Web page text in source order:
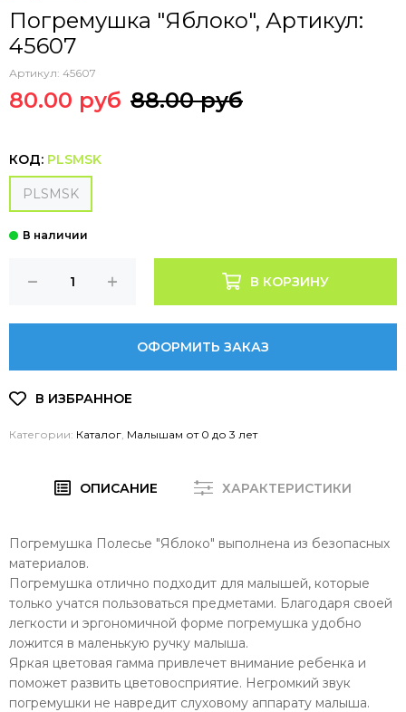
Погремушка "Яблоко", Артикул:
45607
Артикул: 45607
80.00 руб 88.00 руб
КОД: PLSMSK
PLSMSK
В КОРЗИНУ
ОФОРМИТЬ ЗАКАЗ
Категории: Каталог Малышам от 0 до 3 лет
ОПИСАНИЕ ХАРАКТЕРИСТИКИ
Погремушка Полесье "Яблоко" выполнена из безопасных
материалов.
Погремушка отлично подходит для малышей, которые
только учатся пользоваться предметами. Благодаря своей
легкости и эргономичной форме погремушка удобно
ложится в маленькую ручку малыша.
Яркая цветовая гамма привлечет внимание ребенка и
поможет развить цветовосприятие. Негромкий звук
погремушки не навредит слуховому аппарату малыша.